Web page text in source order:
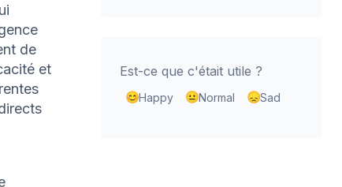
de
et
Est-ce que c'était utile ?
Happy Normal Sad